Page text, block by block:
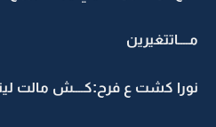
مــــاتتغيرين
نورا كشت ع فرح:كــــش مالت